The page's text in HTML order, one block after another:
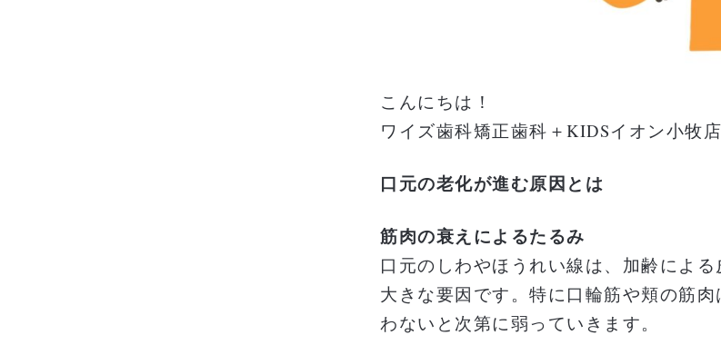
こんにちは！
ワイズ歯科矯正歯科＋KIDSイオン小牧店
口元の老化が進む原因とは
筋肉の衰えによるたるみ
口元のしわやほうれい線は、加齢によ
大きな要因です。特に口輪筋や頬の筋
わないと次第に弱っていきます。